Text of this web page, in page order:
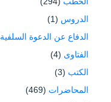
الدروس (1)
الدفاع عن الدعوة السلفية
الفتاوى (4)
الكتب (3)
المحاضرات (469)